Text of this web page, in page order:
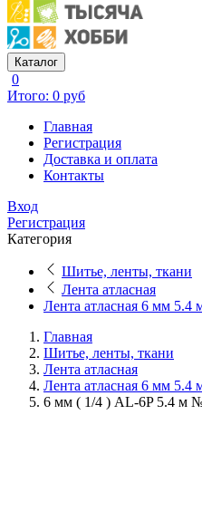
Каталог
0
Итого: 0 руб
Главная
Регистрация
Доставка и оплата
Контакты
Вход
Регистрация
Категория
Шитье, ленты, ткани
Лента атласная
Лента атласная 6 мм 5.4
Главная
Шитье, ленты, ткани
Лента атласная
Лента атласная 6 мм 5.4
6 мм ( 1/4 ) AL-6P 5.4 м